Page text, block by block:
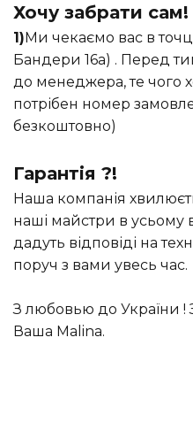
Хочу забрати сам!
1)Ми чекаємо вас в
Бандери 16а) . Перед
до менеджера, те чого
потрібен номер
безкоштовно)
Гарантія ?!
Наша компанія
наші майстри в
дадуть відповіді на
поруч з вами увесь час.
З любовью до України !
Ваша Malina.